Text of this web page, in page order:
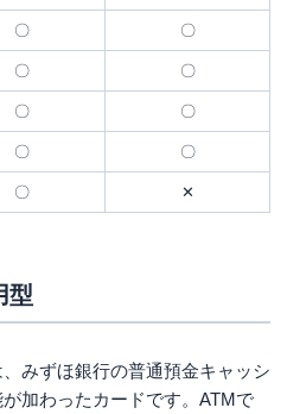
〇 〇
〇 〇
〇 〇
〇 〇
〇 ✕
型
みずほ銀行の普通預金キャッシ
加わったカードです。ATMで